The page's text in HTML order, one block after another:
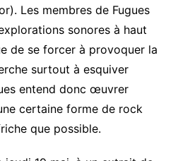
Les membres de Fugues
sonores à haut
de se forcer à provoquer la
surtout à esquiver
entend donc œuvrer
certaine forme de rock
que possible.